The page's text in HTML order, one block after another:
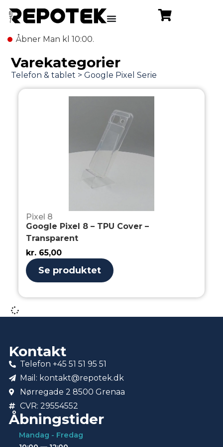
Åbner Man kl 10:00.
Varekategorier
Pixel 8
Google Pixel 8 – TPU Cover –
Transparent
kr. 65,00
Se produktet
Kontakt
Telefon +45 51 51 95 51
Mail: kontakt@repotek.dk
Nørregade 2 8500 Grenaa
CVR: 29554552
Åbningstider
Mandag - Fredag